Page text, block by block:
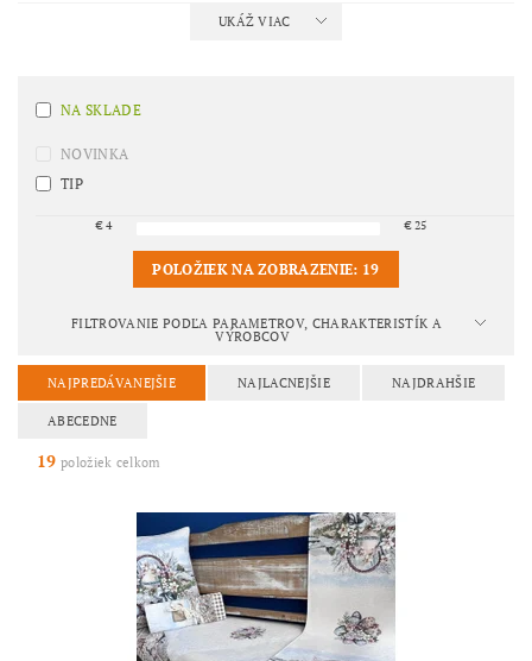
UKÁŽ VIAC
NA SKLADE
NOVINKA
TIP
€4 €25
POLOŽIEK NA ZOBRAZENIE: 19
FILTROVANIE PODĽA PARAMETROV, CHARAKTERISTÍK A
VÝROBCOV
NAJPREDÁVANEJŠIE NAJLACNEJŠIE NAJDRAHŠIE
ABECEDNE
19 položiek celkom